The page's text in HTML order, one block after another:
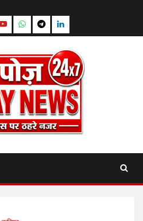
Whatsapp
TelegramLinkedin